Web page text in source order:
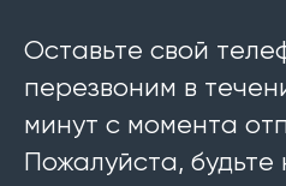
Оставьте свой
перезвоним в
минут с момента
Пожалуйста, будьте